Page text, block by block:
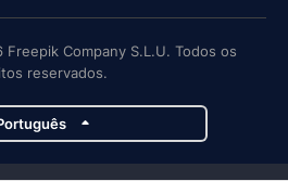
Company S.L.U. Todos os
reservados.